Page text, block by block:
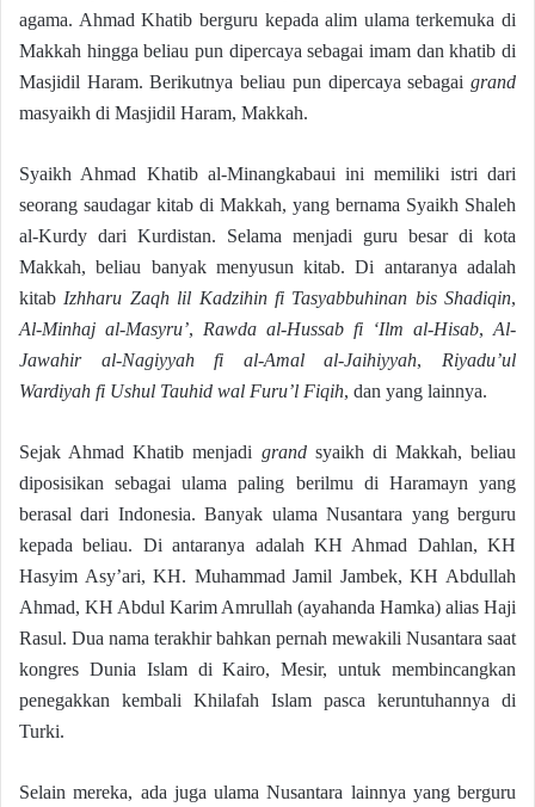
agama. Ahmad Khatib berguru kepada alim ulama terkemuka di
Makkah hingga beliau pun dipercaya sebagai imam dan khatib di
Masjidil Haram. Berikutnya beliau pun dipercaya sebagai grand
masyaikh di Masjidil Haram, Makkah.
Syaikh Ahmad Khatib al-Minangkabaui ini memiliki istri dari
seorang saudagar kitab di Makkah, yang bernama Syaikh Shaleh
al-Kurdy dari Kurdistan. Selama menjadi guru besar di kota
Makkah, beliau banyak menyusun kitab. Di antaranya adalah
kitab Izhharu Zaqh lil Kadzihin fi Tasyabbuhinan bis Shadiqin,
Al-Minhaj al-Masyru’, Rawda al-Hussab fi ‘Ilm al-Hisab, Al-
Jawahir al-Nagiyyah fi al-Amal al-Jaihiyyah, Riyadu’ul
Wardiyah fi Ushul Tauhid wal Furu’l Fiqih, dan yang lainnya.
Sejak Ahmad Khatib menjadi grandsyaikh di Makkah, beliau
diposisikan sebagai ulama paling berilmu di Haramayn yang
berasal dari Indonesia. Banyak ulama Nusantara yang berguru
kepada beliau. Di antaranya adalah KH Ahmad Dahlan, KH
Hasyim Asy’ari, KH. Muhammad Jamil Jambek, KH Abdullah
Ahmad, KH Abdul Karim Amrullah (ayahanda Hamka) alias Haji
Rasul. Dua nama terakhir bahkan pernah mewakili Nusantara saat
kongres Dunia Islam di Kairo, Mesir, untuk membincangkan
penegakkan kembali Khilafah Islam pasca keruntuhannya di
Turki.
Selain mereka, ada juga ulama Nusantara lainnya yang berguru